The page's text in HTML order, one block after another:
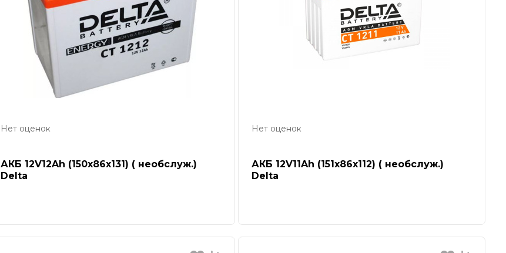
Нет оценок
АКБ 12V12Ah (150х86х131) ( необслуж.)
Delta
Нет оценок
АКБ 12V11Ah (151х86х112) ( необслуж.)
Delta